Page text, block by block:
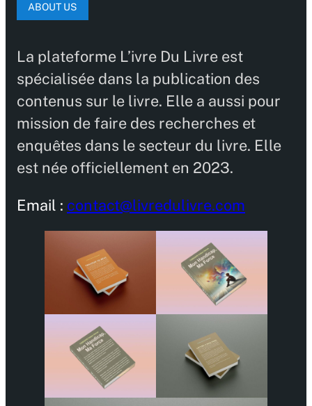
ABOUT US
La plateforme L’ivre Du Livre est
spécialisée dans la publication des
contenus sur le livre. Elle a aussi pour
mission de faire des recherches et
enquêtes dans le secteur du livre. Elle
est née officiellement en 2023.
Email : contact@livredulivre.com